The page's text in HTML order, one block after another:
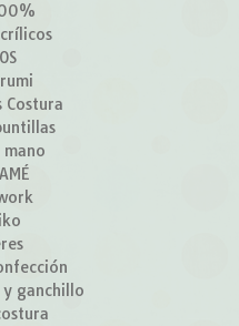
Costura
mano
y ganchillo